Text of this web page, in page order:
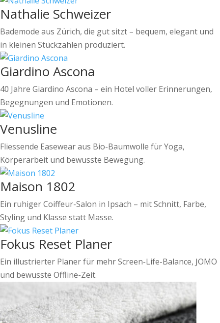
Nathalie Schweizer
Bademode aus Zürich, die gut sitzt – bequem, elegant und
in kleinen Stückzahlen produziert.
Giardino Ascona
40 Jahre Giardino Ascona – ein Hotel voller Erinnerungen,
Begegnungen und Emotionen.
Venusline
Fliessende Easewear aus Bio-Baumwolle für Yoga,
Körperarbeit und bewusste Bewegung.
Maison 1802
Ein ruhiger Coiffeur-Salon in Ipsach – mit Schnitt, Farbe,
Styling und Klasse statt Masse.
Fokus Reset Planer
Ein illustrierter Planer für mehr Screen-Life-Balance, JOMO
und bewusste Offline-Zeit.